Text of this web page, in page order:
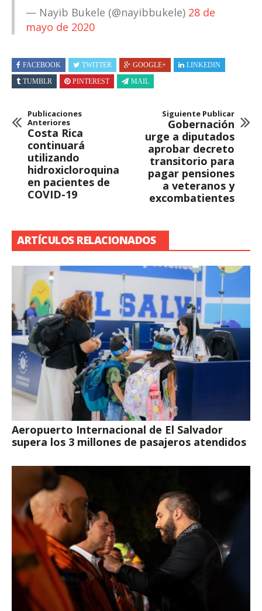
— Nayib Bukele (@nayibbukele) 28 de
mayo de 2020
FACEBOOK TWITTER GOOGLE+
LINKEDIN
TUMBLR
PINTEREST MAIL
Publicaciones
Anteriores
Costa Rica
continuará
utilizando
hidroxicloroquina
en pacientes de
COVID-19
Siguiente Publicar
Gobernación
urge a diputados
aprobar decreto
transitorio para
pagar pensiones
a veteranos y
excombatientes
ARTÍCULOS RELACIONADOS
Aeropuerto Internacional de El Salvador
supera los 3 millones de pasajeros atendidos